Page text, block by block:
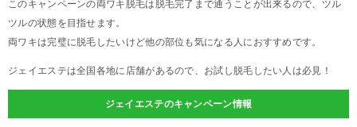
このキャンペーンの両ワキ脱毛は脱毛完了まで通うことが出来るので、ツル
ツルの状態を目指せます。
両ワキは完璧に脱毛したいけど他の部位も気になる人におすすめです。
ジェイエステは全国各地に店舗があるので、お試し脱毛したい人は必見！
ジェイエステのキャンペーン情報